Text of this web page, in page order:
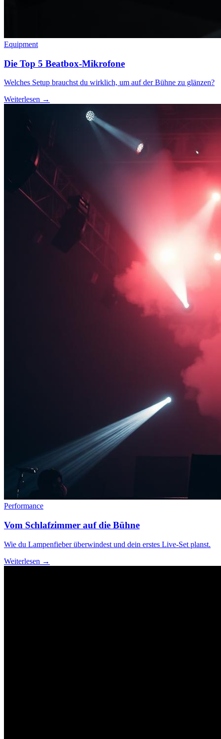
Equipment
Die Top 5 Beatbox-Mikrofone
Welches Setup brauchst du wirklich, um auf der Bühne zu glänzen?
Weiterlesen →
Performance
Vom Schlafzimmer auf die Bühne
Wie du Lampenfieber überwindest und dein erstes Live-Set planst.
Weiterlesen →